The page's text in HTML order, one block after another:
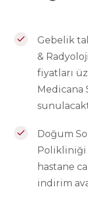
Teklif alma
Gebelik
&
fiyatları
Medicana
Doğum
Polikliniği
hastane
indirim